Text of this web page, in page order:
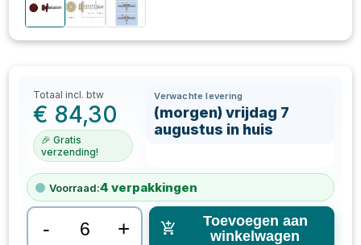
Totaal incl. btw
€ 84,30
🎉 Gratis
verzending!
Verwachte levering
(morgen) vrijdag 7
augustus in huis
Voorraad:4 verpakkingen
- +
Toevoegen aan
winkelwagen